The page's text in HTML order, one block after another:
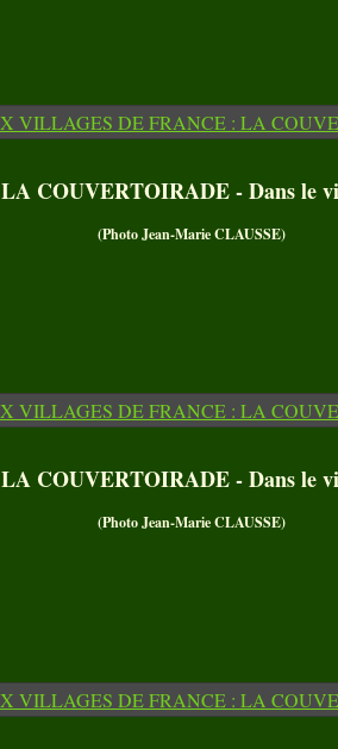
LA COUVERTOIRADE - Dans le
(Photo Jean-Marie CLAUSSE)
LA COUVERTOIRADE - Dans le
(Photo Jean-Marie CLAUSSE)